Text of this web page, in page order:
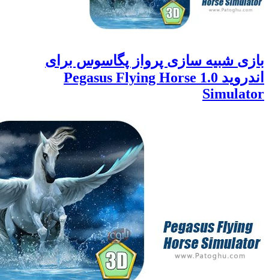
شبیه سازی پرواز پگاسوس برای
اندروید 1.0 Pegasus Flying Horse